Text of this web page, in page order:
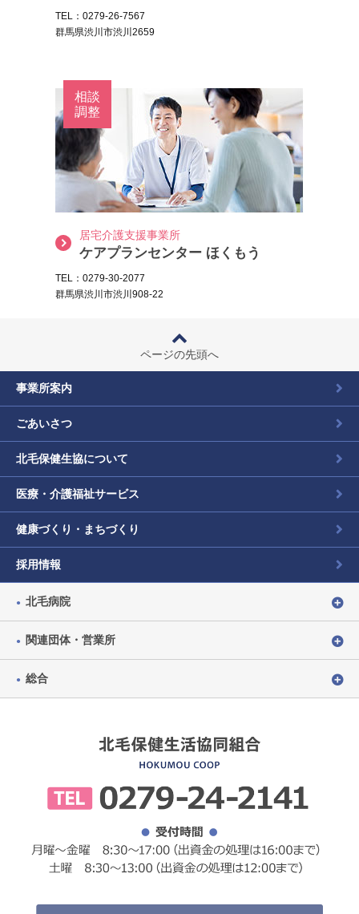
TEL：0279-26-7567
群馬県渋川市渋川2659
相談
調整
居宅介護支援事業所
ケアプランセンター ほくもう
TEL：0279-30-2077
群馬県渋川市渋川908-22
ページの先頭へ
事業所案内
ごあいさつ
北毛保健生協について
医療・介護福祉サービス
健康づくり・まちづくり
採用情報
北毛病院
関連団体・営業所
総合